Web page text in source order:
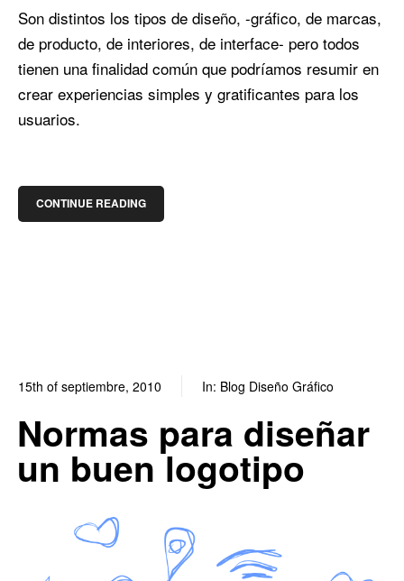
Son distintos los tipos de diseño, -gráfico, de marcas,
de producto, de interiores, de interface- pero todos
tienen una finalidad común que podríamos resumir en
crear experiencias simples y gratificantes para los
usuarios.
CONTINUE READING
15th of septiembre, 2010 In: Blog Diseño Gráfico
Normas para diseñar
un buen logotipo